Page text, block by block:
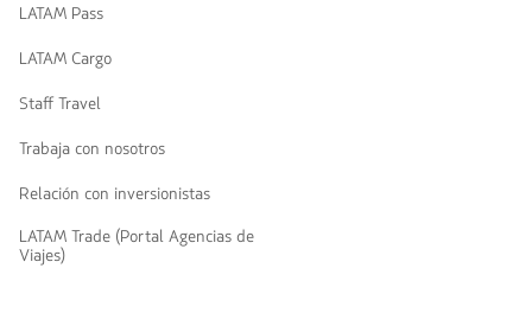
LATAM Pass
LATAM Cargo
Staff Travel
Trabaja con nosotros
Relación con inversionistas
LATAM Trade (Portal Agencias de
Viajes)